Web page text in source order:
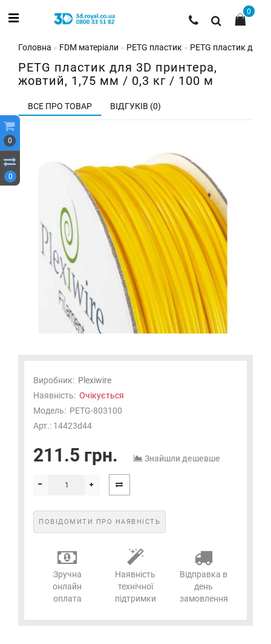
0
0
0
Головна FDM матеріали PETG пластик PETG пластик для
PETG пластик для 3D принтера,
жовтий, 1,75 мм / 0,3 кг / 100 м
ВСЕ ПРО ТОВАР ВІДГУКІВ (0)
Виробник: Plexiwire
Наявність: Очікується
Модель: PETG-803100
Арт.: 14423d44
211.5 грн. Знайшли дешевше
ПОВІДОМИТИ ПРО НАЯВНІСТЬ
Зручна
онлайн
оплата
Наявність
технічної
підтримки
Відправка в
день
замовлення